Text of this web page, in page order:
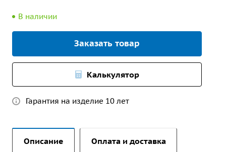
В наличии
Заказать товар
Калькулятор
Гарантия на изделие 10 лет
Описание Оплата и доставка